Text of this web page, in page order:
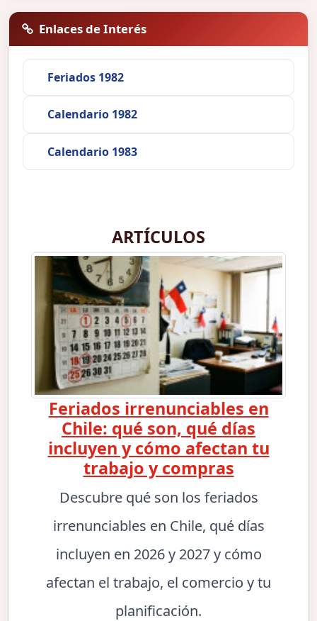
Enlaces de Interés
Feriados 1982
Calendario 1982
Calendario 1983
ARTÍCULOS
Feriados irrenunciables en
Chile: qué son, qué días
incluyen y cómo afectan tu
trabajo y compras
Descubre qué son los feriados
irrenunciables en Chile, qué días
incluyen en 2026 y 2027 y cómo
afectan el trabajo, el comercio y tu
planificación.